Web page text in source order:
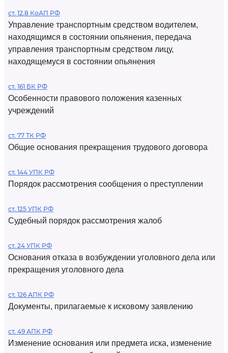
ст. 12.8 КоАП РФ
Управление транспортным средством водителем,
находящимся в состоянии опьянения, передача
управления транспортным средством лицу,
находящемуся в состоянии опьянения
ст. 161 БК РФ
Особенности правового положения казенных
учреждений
ст. 77 ТК РФ
Общие основания прекращения трудового договора
ст. 144 УПК РФ
Порядок рассмотрения сообщения о преступлении
ст. 125 УПК РФ
Судебный порядок рассмотрения жалоб
ст. 24 УПК РФ
Основания отказа в возбуждении уголовного дела или
прекращения уголовного дела
ст. 126 АПК РФ
Документы, прилагаемые к исковому заявлению
ст. 49 АПК РФ
Изменение основания или предмета иска, изменение